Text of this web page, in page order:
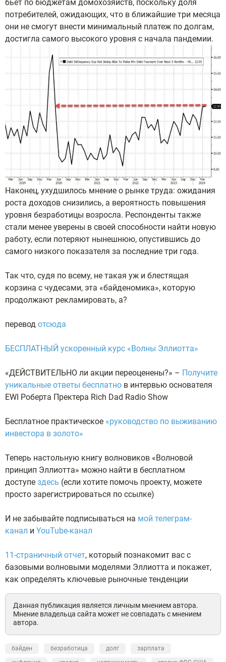
бьет по бюджетам домохозяйств, поскольку доля
потребителей, ожидающих, что в ближайшие три месяца
они не смогут внести минимальный платеж по долгам,
достигла самого высокого уровня с начала пандемии.
Наконец, ухудшилось мнение о рынке труда: ожидания
роста доходов снизились, а вероятность повышения
уровня безработицы возросла. Респонденты также
стали менее уверены в своей способности найти новую
работу, если потеряют нынешнюю, опустившись до
самого низкого показателя за последние три года.
Так что, судя по всему, не такая уж и блестящая
корзина с чудесами, эта «байденомика», которую
продолжают рекламировать, а?
перевод отсюда
БЕСПЛАТНЫЙ ускоренный курс «Волны Эллиотта»
«ДЕЙСТВИТЕЛЬНО ли акции переоценены?» – Получите
уникальные ответы бесплатно в интервью основателя
EWI Роберта Пректера Rich Dad Radio Show
Бесплатное практическое «руководство по выживанию
инвестора в золото»
Теперь настольную книгу волновиков «Волновой
принцип Эллиотта» можно найти в бесплатном
доступе здесь (если хотите помочь проекту, можете
просто зарегистрироваться по ссылке)
И не забывайте подписываться на мой телеграм-
канал и YouTube-канал
11-страничный отчет, который познакомит вас с
базовыми волновыми моделями Эллиотта и покажет,
как определять ключевые рыночные тенденции
Данная публикация является личным мнением автора.
Мнение владельца сайта может не совпадать с мнением
автора.
байден безработица долг
зарплата